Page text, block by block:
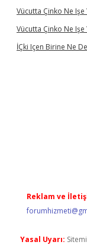
Vücutta Çinko Ne Işe
Vücutta Çinko Ne Işe
İÇki Içen Birine Ne
Reklam ve
Yasal Uyarı: